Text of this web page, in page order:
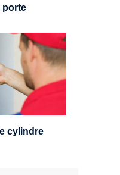
porte
de
un cylindre
ou à 3
encore
cylindre